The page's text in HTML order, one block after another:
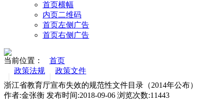
首页横幅
内页二维码
首页左侧广告
首页右侧广告
当前位置：
首页
政策法规
政策文件
浙江省教育厅宣布失效的规范性文件目录（2014年公布）
作者:金张衡 发布时间:2018-09-06 浏览次数:11443